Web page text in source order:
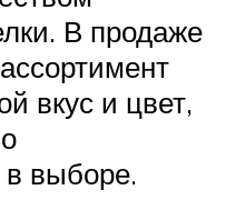
В продаже
вкус и цвет,
в выборе.